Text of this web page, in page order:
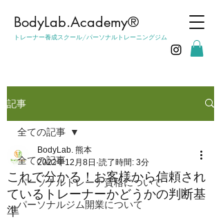
​BodyLab.Academy®︎
トレーナー養成スクール/パーソナルトレーニングジム
記事
全ての記事
パーソナルトレーナ資格について
パーソナルジム開業について
全ての記事
これで分かる！お客様から信頼され
ているトレーナーかどうかの判断基
準
BodyLab. 熊本
2022年12月8日 読了時間: 3分